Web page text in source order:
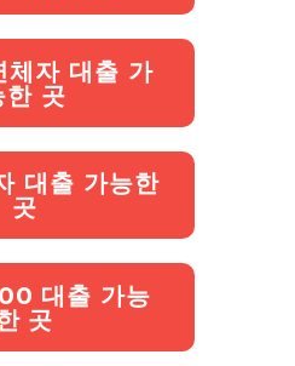
체자 대출 가
한 곳
대출 가능한
곳
대출 가능
곳